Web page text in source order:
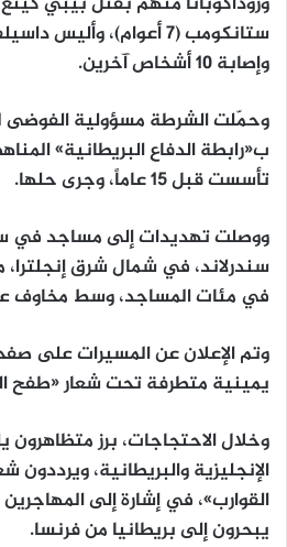
وإصابة 10 أشخاص آخرين.
وحمّلت الشرطة مسؤولية الفوضى
ب«رابطة الدفاع البريطانية»
تأسست قبل 15 عاماً، وجرى حلها.
ووصلت تهديدات إلى مساجد في
سندرلاند، في شمال شرق إنجلترا،
في مئات المساجد، وسط مخاوف
وتم الإعلان عن المسيرات على
يمينية متطرفة تحت شعار «طفح
وخلال الاحتجاجات، برز متظاهرون
الإنجليزية والبريطانية، ويرددون
القوارب»، في إشارة إلى
يبحرون إلى بريطانيا من فرنسا.